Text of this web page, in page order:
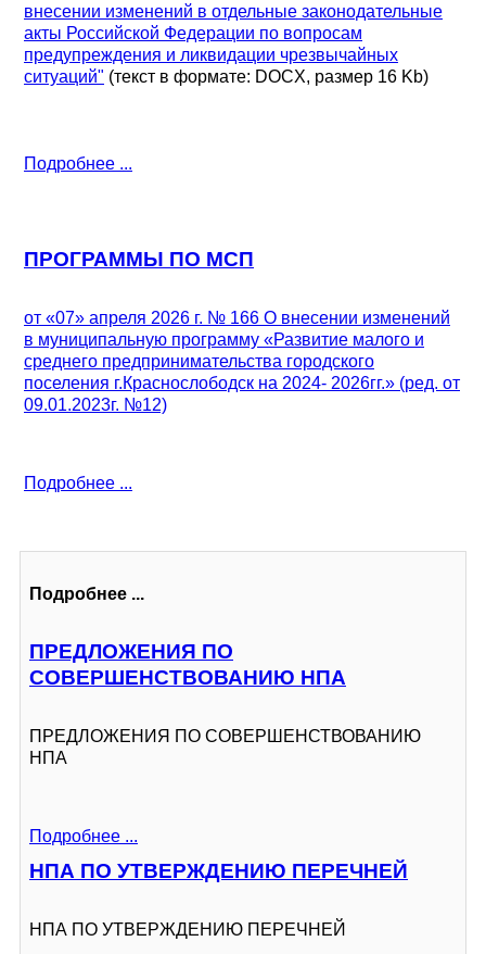
внесении изменений в отдельные законодательные
акты Российской Федерации по вопросам
предупреждения и ликвидации чрезвычайных
ситуаций" (текст в формате: DOCX, размер 16 Kb)
Подробнее ...
ПРОГРАММЫ ПО МСП
от «07» апреля 2026 г. № 166 О внесении изменений
в муниципальную программу «Развитие малого и
среднего предпринимательства городского
поселения г.Краснослободск на 2024- 2026гг.» (ред. от
09.01.2023г. №12)
Подробнее ...
Подробнее ...
ПРЕДЛОЖЕНИЯ ПО
СОВЕРШЕНСТВОВАНИЮ НПА
ПРЕДЛОЖЕНИЯ ПО СОВЕРШЕНСТВОВАНИЮ
НПА
Подробнее ...
НПА ПО УТВЕРЖДЕНИЮ ПЕРЕЧНЕЙ
НПА ПО УТВЕРЖДЕНИЮ ПЕРЕЧНЕЙ